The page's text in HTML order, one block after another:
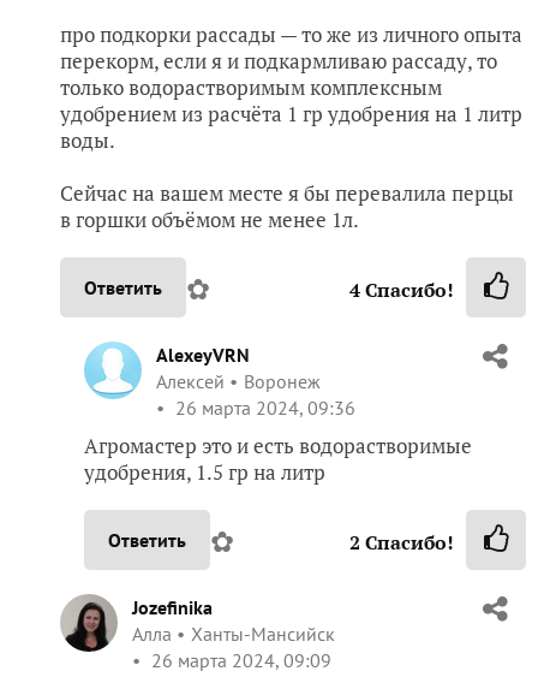
про подкорки рассады — то же из личного опыта
перекорм, если я и подкармливаю рассаду, то
только водорастворимым комплексным
удобрением из расчёта 1 гр удобрения на 1 литр
воды.
Сейчас на вашем месте я бы перевалила перцы
в горшки объёмом не менее 1л.
Ответить ✿ 4Спасибо!
AlexeyVRN
Алексей
Воронеж
26 марта 2024, 09:36
Агромастер это и есть водорастворимые
удобрения, 1.5 гр на литр
Ответить ✿ 2 Спасибо!
Jozefinika
Алла
Ханты-Мансийск
26 марта 2024, 09:09